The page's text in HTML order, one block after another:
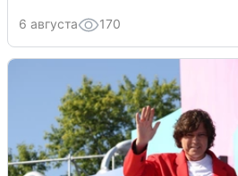
6 августа 170